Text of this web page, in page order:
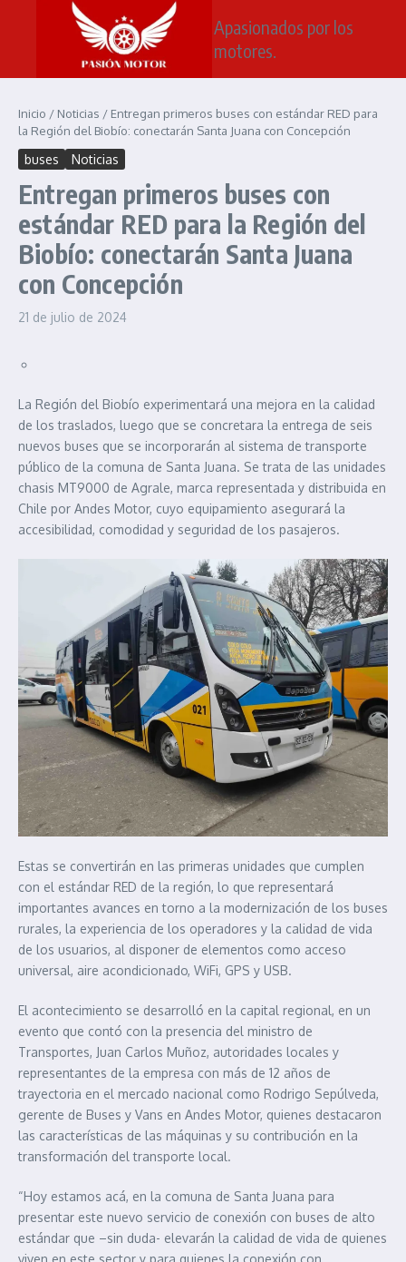
Saltar al contenido
Apasionados por los
motores.
Inicio / Noticias / Entregan primeros buses con estándar RED para
la Región del Biobío: conectarán Santa Juana con Concepción
buses Noticias
Entregan primeros buses con
estándar RED para la Región del
Biobío: conectarán Santa Juana
con Concepción
21 de julio de 2024
La Región del Biobío experimentará una mejora en la calidad
de los traslados, luego que se concretara la entrega de seis
nuevos buses que se incorporarán al sistema de transporte
público de la comuna de Santa Juana. Se trata de las unidades
chasis MT9000 de Agrale, marca representada y distribuida en
Chile por Andes Motor, cuyo equipamiento asegurará la
accesibilidad, comodidad y seguridad de los pasajeros.
Estas se convertirán en las primeras unidades que cumplen
con el estándar RED de la región, lo que representará
importantes avances en torno a la modernización de los buses
rurales, la experiencia de los operadores y la calidad de vida
de los usuarios, al disponer de elementos como acceso
universal, aire acondicionado, WiFi, GPS y USB.
El acontecimiento se desarrolló en la capital regional, en un
evento que contó con la presencia del ministro de
Transportes, Juan Carlos Muñoz, autoridades locales y
representantes de la empresa con más de 12 años de
trayectoria en el mercado nacional como Rodrigo Sepúlveda,
gerente de Buses y Vans en Andes Motor, quienes destacaron
las características de las máquinas y su contribución en la
transformación del transporte local.
“Hoy estamos acá, en la comuna de Santa Juana para
presentar este nuevo servicio de conexión con buses de alto
estándar que –sin duda- elevarán la calidad de vida de quienes